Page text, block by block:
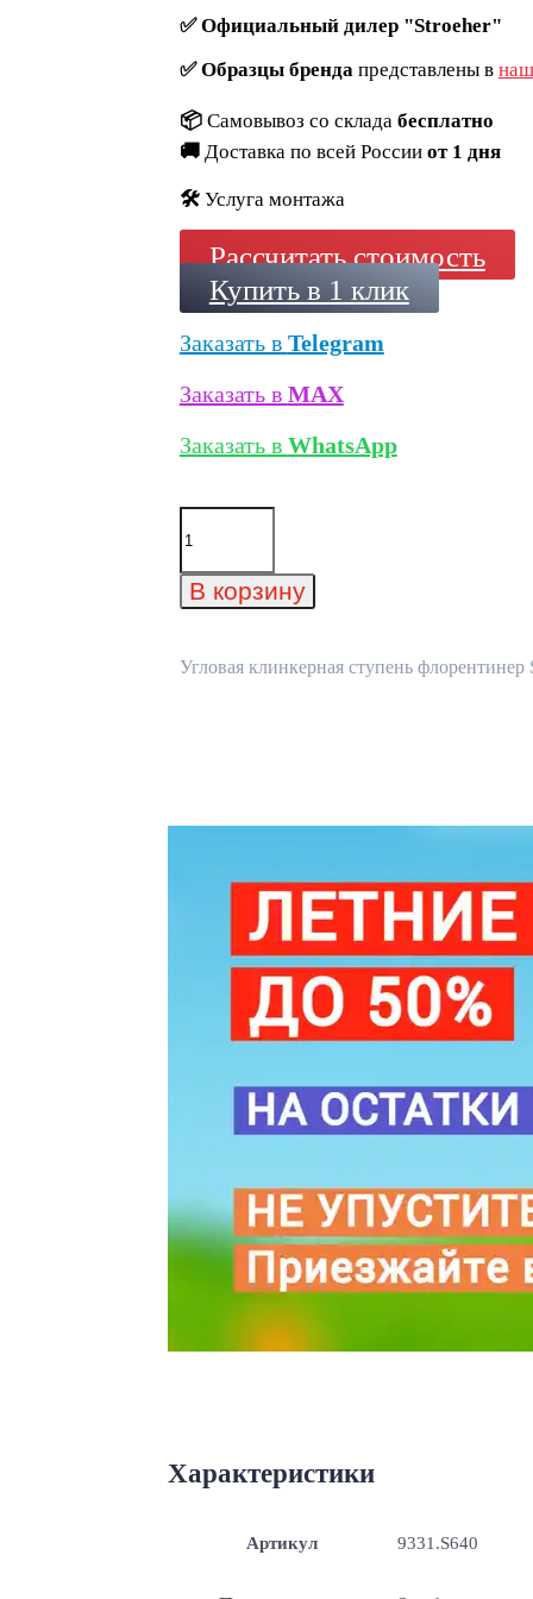
✅Официальный дилер "Stroeher"
✅Образцы брендапредставлены в
📦 Самовывоз со склада бесплатно
🚚 Доставка по всей России от 1 дня
🛠️ Услуга монтажа
Рассчитать стоимость
Купить в 1 клик
Заказать в Telegram
Заказать в MAX
Заказать в WhatsApp
Количество
товара
клинкерная
ступень
Keraplatte
В корзину
Угловая клинкерная ступень
Характеристики
Артикул 9331.S640